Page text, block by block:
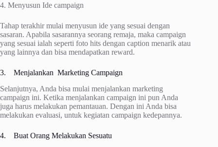
4. Menyusun Ide campaign
Tahap terakhir mulai menyusun ide yang sesuai dengan
sasaran. Apabila sasarannya seorang remaja, maka campaign
yang sesuai ialah seperti foto hits dengan caption menarik atau
yang lainnya dan bisa mendapatkan reward.
3. Menjalankan Marketing Campaign
Selanjutnya, Anda bisa mulai menjalankan marketing
campaign ini. Ketika menjalankan campaign ini pun Anda
juga harus melakukan pemantauan. Dengan ini Anda bisa
melakukan evaluasi, untuk kegiatan campaign kedepannya.
4. Buat Orang Melakukan Sesuatu